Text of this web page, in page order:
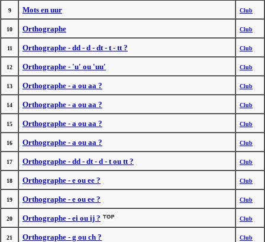
9 Mots en uur Club
10 Orthographe Club
11 Orthographe - dd - d - dt - t - tt ? Club
12 Orthographe - 'u' ou 'uu' Club
13 Orthographe - a ou aa ? Club
14 Orthographe - a ou aa ? Club
15 Orthographe - a ou aa ? Club
16 Orthographe - a ou aa ? Club
17 Orthographe - dd - dt - d - t ou tt ? Club
18 Orthographe - e ou ee ? Club
19 Orthographe - e ou ee ? Club
20 Orthographe - ei ou ij ? Club
21 Orthographe - g ou ch ? Club